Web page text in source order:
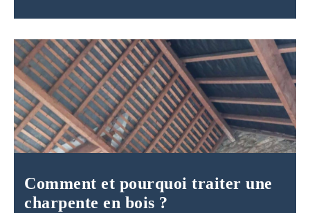
Comment et pourquoi traiter une
charpente en bois ?